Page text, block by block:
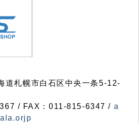
札幌市白石区中央一条5-12-
/ FAX：011-815-6347 / a